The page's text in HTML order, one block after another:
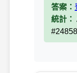
答案：
統計：